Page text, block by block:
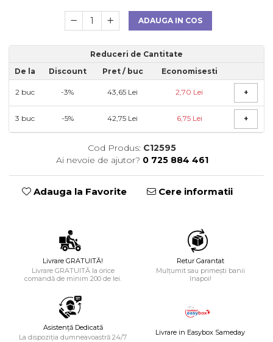
ADAUGA IN COS
Reduceri de Cantitate
De la
Discount Pret / buc Economisesti
2 buc -3% 43,65 Lei 2,70 Lei +
3 buc -5% 42,75 Lei 6,75 Lei +
Cod Produs: C12595
Ai nevoie de ajutor? 0 725 884 461
Adauga la Favorite Cere informatii
Livrare GRATUITĂ!
Livrare GRATUITĂ la orice
comandă de minim 200 de lei.
Retur Garantat
Mulțumit sau primești banii
înapoi!
Asistență Dedicată
La dispoziția dumneavoastră 24/7
Livrare in Easybox Sameday